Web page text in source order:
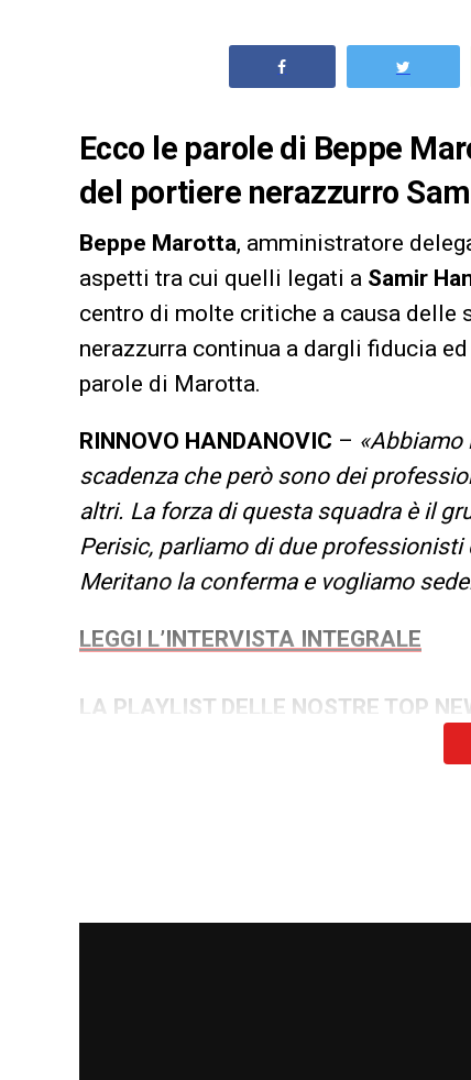
Ecco le parole di Beppe
del portiere nerazzurro
Beppe Marotta, amministratore
aspetti tra cui quelli legati a Samir
centro di molte critiche a causa delle
nerazzurra continua a dargli fiducia
parole di Marotta.
RINNOVO HANDANOVIC – «Abbiamo
scadenza che però sono dei
altri. La forza di questa squadra è il
Perisic, parliamo di due
Meritano la conferma e vogliamo
LEGGI L’INTERVISTA INTEGRALE
LA PLAYLIST DELLE NOSTRE TOP